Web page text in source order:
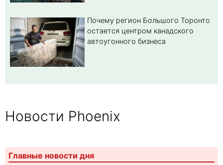
Почему регион Большого Торонто
остается центром канадского
автоугонного бизнеса
Новости Phoenix
Главные новости дня